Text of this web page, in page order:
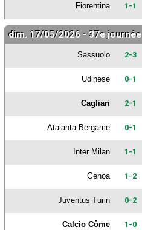
Fiorentina 1-1
dim. 17/05/2026 - 37e journée
Sassuolo 2-3
Udinese 0-1
Cagliari 2-1
Atalanta Bergame 0-1
Inter Milan 1-1
Genoa 1-2
Juventus Turin 0-2
Calcio Côme 1-0